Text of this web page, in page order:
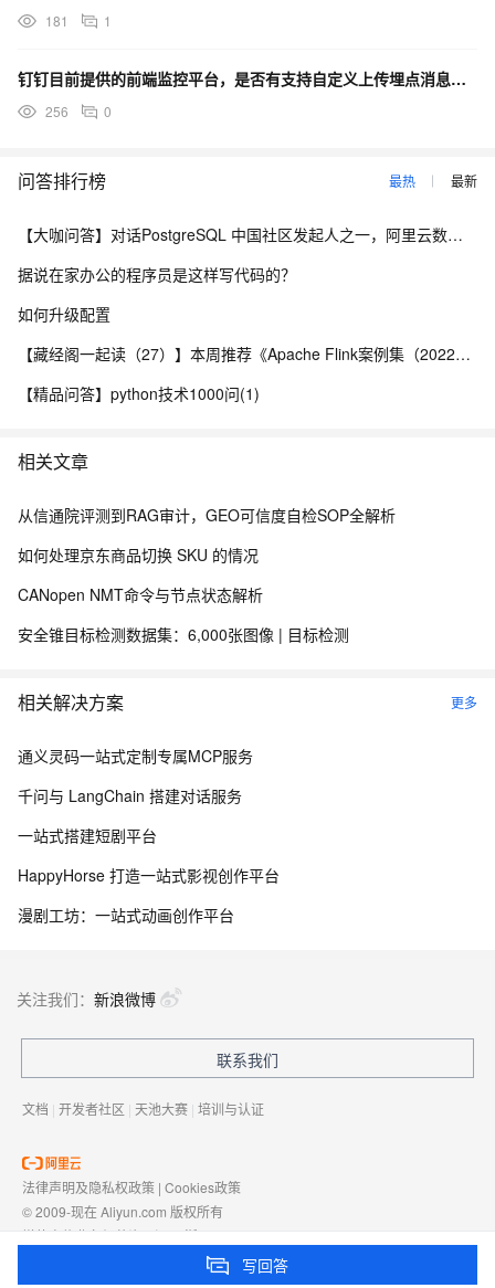
181 1
钉钉目前提供的前端监控平台，是否有支持自定义上传埋点消息的功能，就像微信小程序一样？
256 0
问答排行榜 最热 最新
【大咖问答】对话PostgreSQL 中国社区发起人之一，阿里云数据库高级专家 德哥
据说在家办公的程序员是这样写代码的？
如何升级配置
【藏经阁一起读（27）】本周推荐《Apache Flink案例集（2022版）》，你有哪些心得？
【精品问答】python技术1000问(1)
相关文章
从信通院评测到RAG审计，GEO可信度自检SOP全解析
如何处理京东商品切换 SKU 的情况
CANopen NMT命令与节点状态解析
安全锥目标检测数据集：6,000张图像 | 目标检测
相关解决方案 更多
通义灵码一站式定制专属MCP服务
千问与 LangChain 搭建对话服务
一站式搭建短剧平台
HappyHorse 打造一站式影视创作平台
漫剧工坊：一站式动画创作平台
写回答
关注我们： 新浪微博
联系我们
文档 | 开发者社区 | 天池大赛 | 培训与认证
法律声明及隐私权政策 | Cookies政策
© 2009-现在 Aliyun.com 版权所有
增值电信业务经营许可证： 浙B2-20080101
浙D3-20210002